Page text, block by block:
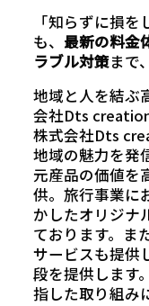
「知らずに損
も、 最新の料金
ラブル対策まで
地域と人を結ぶ
会社Dts
株式会社Dts
地域の魅力を発
元産品の価値を
供。旅行事業に
かしたオリジナ
ております。ま
サービスも提供
段を提供します
指した取り組み